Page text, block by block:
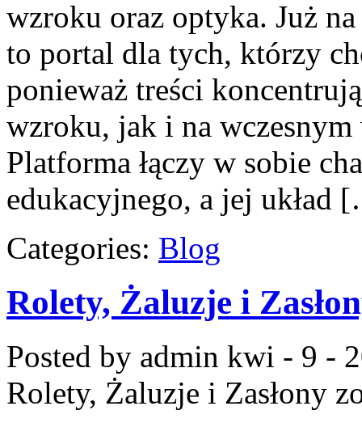
wzroku oraz optyka. Już
to portal dla tych, którzy
ponieważ treści
wzroku, jak i na
Platforma łączy w sobie
edukacyjnego, a jej układ
Categories: Blog
Rolety, Żaluzje i
Posted by admin kwi - 9 -
Rolety, Żaluzje i Zasłony